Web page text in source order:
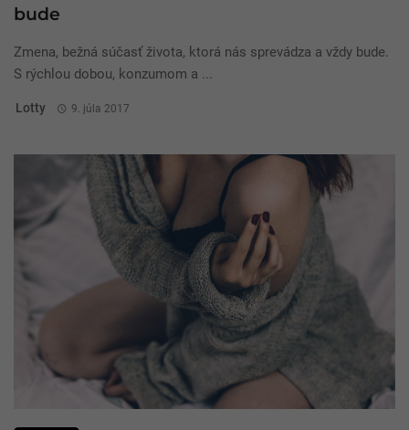
bude
Zmena, bežná súčasť života, ktorá nás sprevádza a vždy bude.
S rýchlou dobou, konzumom a ...
Lotty 9. júla 2017